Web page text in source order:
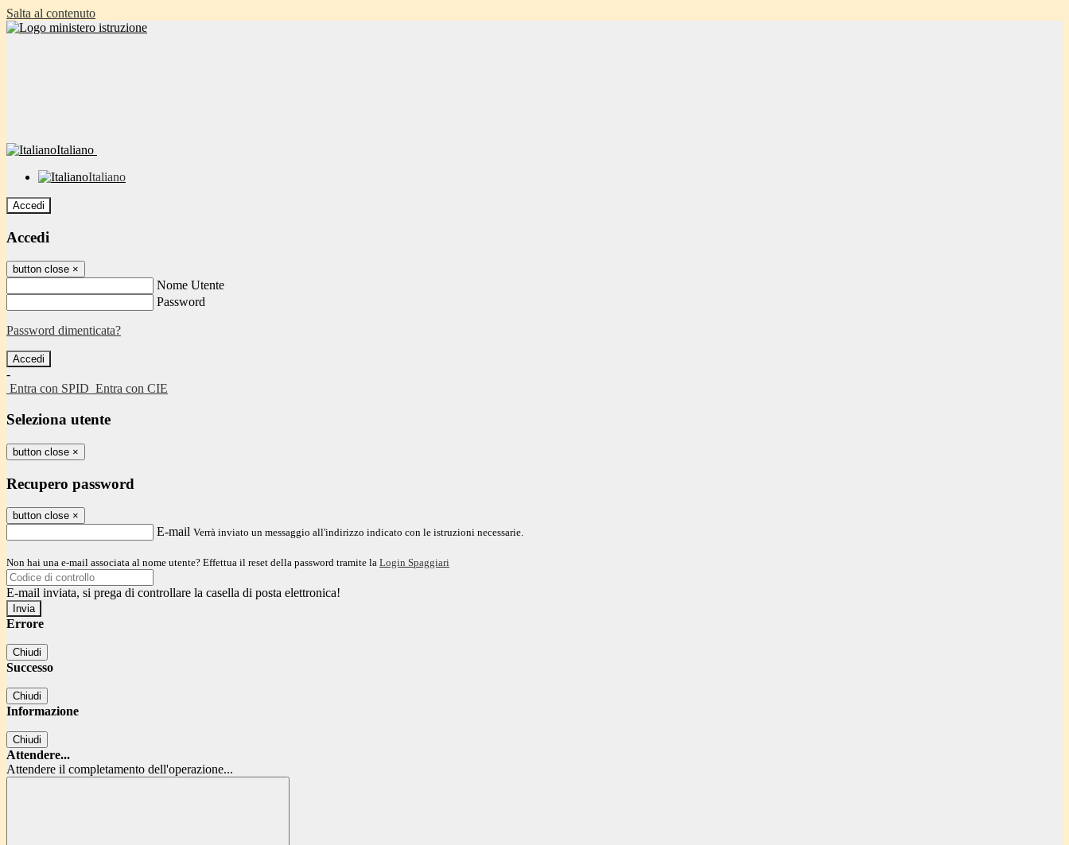
Salta al contenuto
Italiano
Italiano
Accedi
Accedi
button close ×
Nome Utente
Password
Password dimenticata?
-
Entra con SPID Entra con CIE
Seleziona utente
button close ×
Recupero password
button close ×
E-mail Verrà inviato un messaggio all'indirizzo indicato con le istruzioni necessarie.
Non hai una e-mail associata al nome utente? Effettua il reset della password tramite la Login Spaggiari
E-mail inviata, si prega di controllare la casella di posta elettronica!
Errore
Chiudi
Successo
Chiudi
Informazione
Chiudi
Attendere...
Attendere il completamento dell'operazione...